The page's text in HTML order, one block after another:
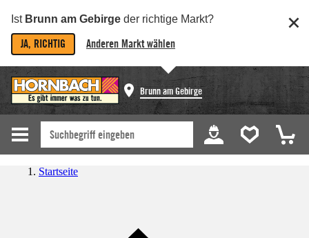
Ist Brunn am Gebirge der richtige Markt?
JA, RICHTIG Anderen Markt wählen
Brunn am Gebirge
Startseite